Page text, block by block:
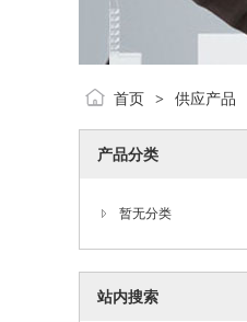
首页 > 供应产品
产品分类
暂无分类
站内搜索